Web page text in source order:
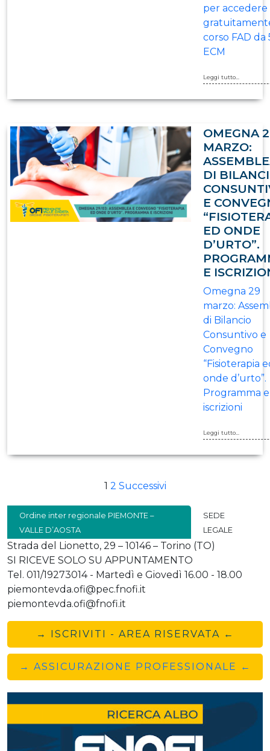
per accedere
corso FAD da
ECM
Leggi tutto...
OMEGNA
MARZO:
DI
E
ED ONDE
D’URTO”.
E
Omegna 29
marzo:
di Bilancio
Consuntivo e
Convegno
“Fisioterapia
onde d’urto”.
Programma e
iscrizioni
Leggi tutto...
PAGINAZIONE
DEGLI
ARTICOLI
1 2 Successivi
Ordine inter regionale PIEMONTE –
VALLE D’AOSTA
SEDE
LEGALE
Strada del Lionetto, 29 – 10146 – Torino (TO)
SI RICEVE SOLO SU APPUNTAMENTO
Tel. 011/19273014 - Martedì e Giovedì 16.00 - 18.00
piemontevda.ofi@pec.fnofi.it
piemontevda.ofi@fnofi.it
→ ISCRIVITI - AREA RISERVATA ←
→ ASSICURAZIONE PROFESSIONALE ←